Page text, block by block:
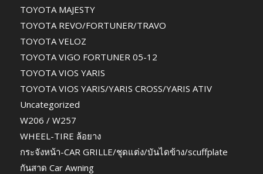
TOYOTA MAJESTY
TOYOTA REVO/FORTUNER/TRAVO
TOYOTA VELOZ
TOYOTA VIGO FORTUNER 05-12
TOYOTA VIOS YARIS
TOYOTA VIOS YARIS/YARIS CROSS/YARIS ATIV
Uncategorized
W206 / W257
WHEEL-TIRE ล้อยาง
กระจังหน้า-CAR GRILLE/ชุดแต่ง/บันไดข้าง/scuffplate
กันสาด Car Awning